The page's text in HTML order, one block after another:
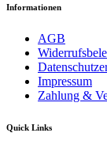
Informationen
AGB
Impressum
Zahlung &
Quick Links